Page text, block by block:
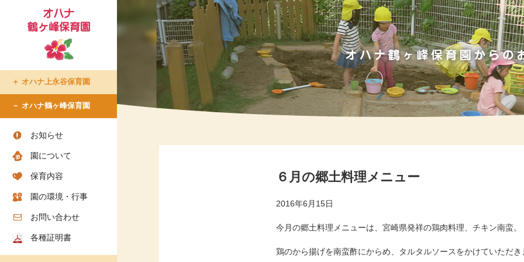
オハナ上永谷保育園
オハナ鶴ヶ峰保育園
お知らせ
園について
保育内容
園の環境・行事
お問い合わせ
各種証明書
たまプラーザ倶楽部
活
- 入所について
- アクセス
- お問い合わせ
- お知らせ
ちろりん村 横須賀
６月の郷土料理メニュー
2016年6月15日
今月の郷土料理メニューは、宮崎県発祥の鶏肉料理、チキン南蛮。
鶏のから揚げを南蛮酢にからめ、タルタルソースをかけていただき